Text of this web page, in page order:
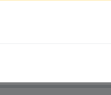
dịch vụ của chúng tôi.